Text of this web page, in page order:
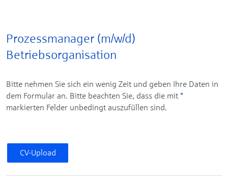
Prozessmanager (m/w/d)
Betriebsorganisation
Bitte nehmen Sie sich ein wenig Zeit und geben Ihre Daten in
dem Formular an. Bitte beachten Sie, dass die mit *
markierten Felder unbedingt auszufüllen sind.
CV-Upload